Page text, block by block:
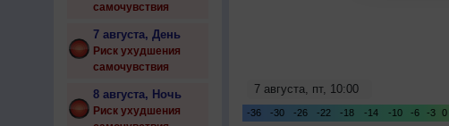
самочувствия
7 августа, День
Риск ухудшения
самочувствия
8 августа, Ночь
Риск ухудшения